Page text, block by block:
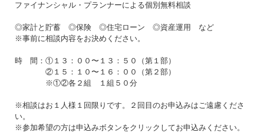
ファイナンシャル・プランナーによる個別無料相談
◎家計と貯蓄 ◎保険 ◎住宅ローン ◎資産運用 など
※事前に相談内容をお決めください。
時 間：①１３：００〜１３：５０（第１部）
②１５：１０〜１６：００（第２部）
※①②各２組 １組５０分
※相談はお１人様１回限りです。２回目のお申込みはご遠慮くださ
い。
※参加希望の方は申込みボタンをクリックしてお申込みください。